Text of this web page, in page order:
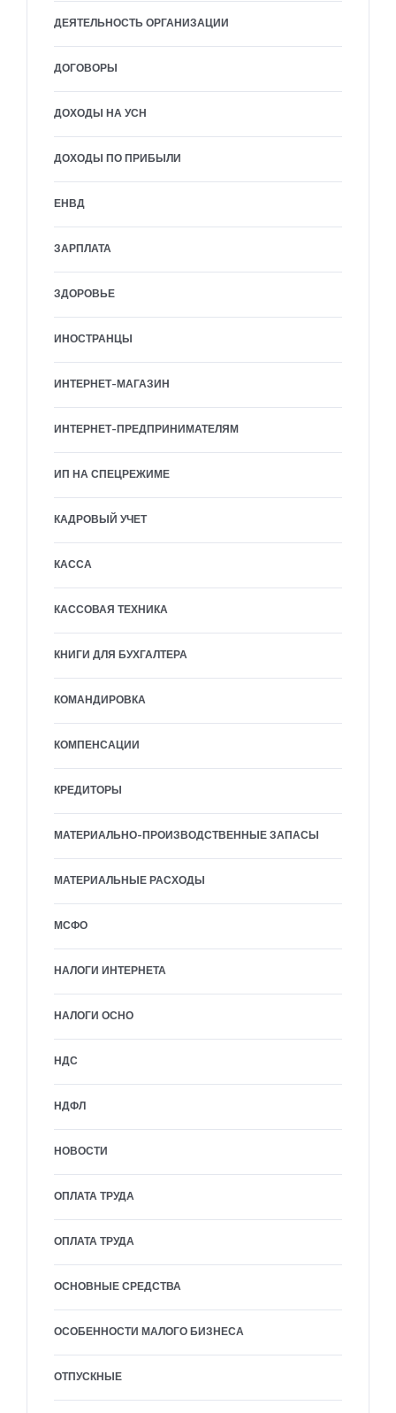
ДЕЯТЕЛЬНОСТЬ ОРГАНИЗАЦИИ
ДОГОВОРЫ
ДОХОДЫ НА УСН
ДОХОДЫ ПО ПРИБЫЛИ
ЕНВД
ЗАРПЛАТА
ЗДОРОВЬЕ
ИНОСТРАНЦЫ
ИНТЕРНЕТ-МАГАЗИН
ИНТЕРНЕТ-ПРЕДПРИНИМАТЕЛЯМ
ИП НА СПЕЦРЕЖИМЕ
КАДРОВЫЙ УЧЕТ
КАССА
КАССОВАЯ ТЕХНИКА
КНИГИ ДЛЯ БУХГАЛТЕРА
КОМАНДИРОВКА
КОМПЕНСАЦИИ
КРЕДИТОРЫ
МАТЕРИАЛЬНО-ПРОИЗВОДСТВЕННЫЕ ЗАПАСЫ
МАТЕРИАЛЬНЫЕ РАСХОДЫ
МСФО
НАЛОГИ ИНТЕРНЕТА
НАЛОГИ ОСНО
НДС
НДФЛ
НОВОСТИ
ОПЛАТА ТРУДА
ОПЛАТА ТРУДА
ОСНОВНЫЕ СРЕДСТВА
ОСОБЕННОСТИ МАЛОГО БИЗНЕСА
ОТПУСКНЫЕ